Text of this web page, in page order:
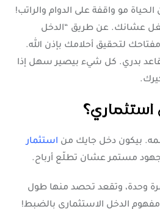
مو واقفة على الدوام والراتب!
عشانك. عن طريق “الدخل
لتحقيق أحلامك بإذن الله.
بدري. كل شيء بيصير سهل إذا
بيكون دخل جايك من استثمار
مستمر عشان تطلّع أرباح.
وحدة، وتقعد تحصد منها طول
الدخل الاستثماري بالضبط!